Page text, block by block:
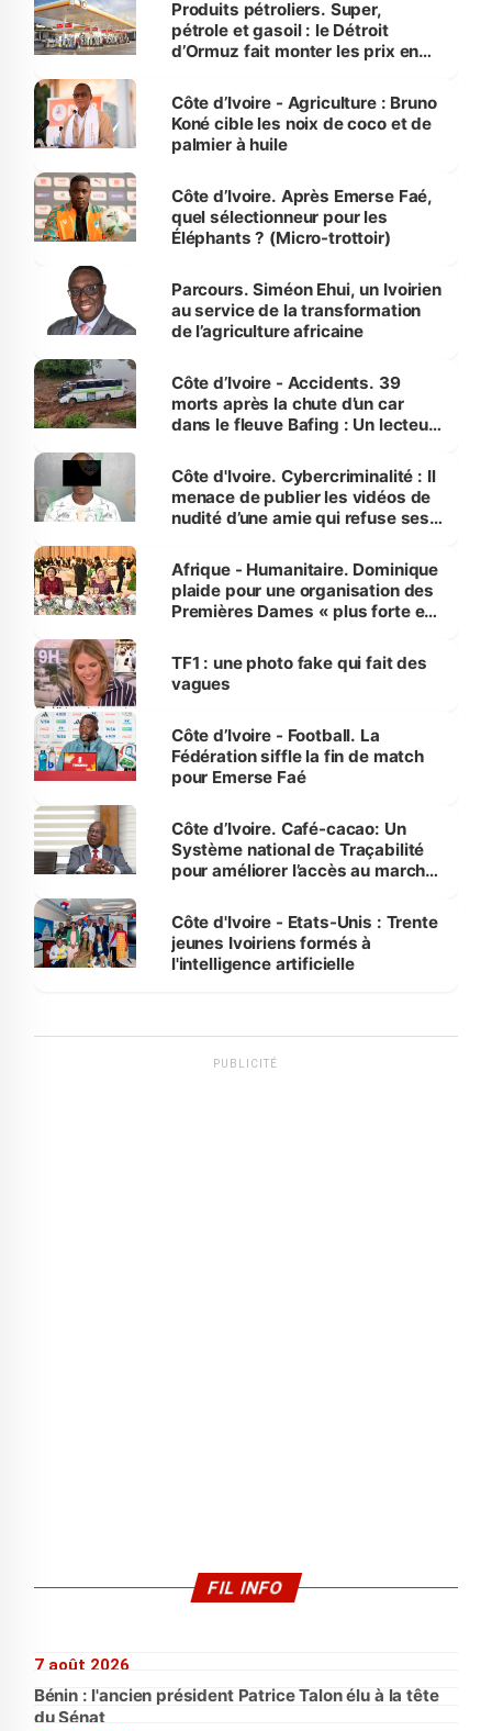
Produits pétroliers. Super,
pétrole et gasoil : le Détroit
d’Ormuz fait monter les prix en
Côte d’Ivoire - Agriculture : Bruno
Koné cible les noix de coco et de
palmier à huile
Côte d’Ivoire. Après Emerse Faé,
quel sélectionneur pour les
Éléphants ? (Micro-trottoir)
Parcours. Siméon Ehui, un Ivoirien
au service de la transformation
de l’agriculture africaine
Côte d’Ivoire - Accidents. 39
morts après la chute d’un car
dans le fleuve Bafing : Un lecteur
des Transports
Côte d'Ivoire. Cybercriminalité : Il
menace de publier les vidéos de
nudité d’une amie qui refuse ses
Afrique - Humanitaire. Dominique
plaide pour une organisation des
Premières Dames « plus forte et
sur la scène internationale »
TF1 : une photo fake qui fait des
vagues
Côte d’Ivoire - Football. La
Fédération siffle la fin de match
pour Emerse Faé
Côte d’Ivoire. Café-cacao: Un
Système national de Traçabilité
pour améliorer l’accès au marché
Côte d'Ivoire - Etats-Unis : Trente
jeunes Ivoiriens formés à
l'intelligence artificielle
PUBLICITÉ
FIL INFO
7 août 2026
Bénin : l'ancien président Patrice Talon élu à la tête
du Sénat